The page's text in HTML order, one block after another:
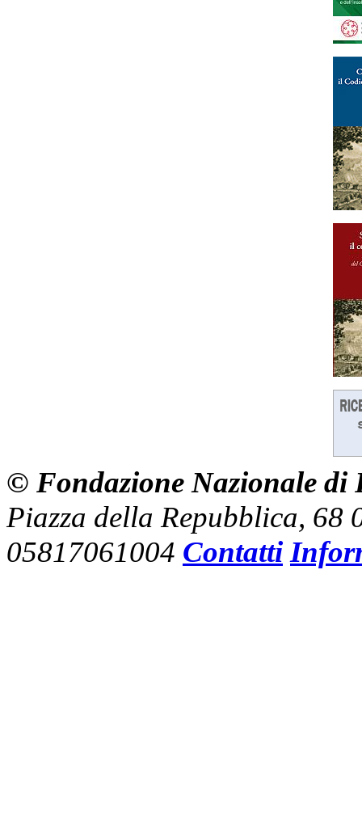
© Fondazione Nazionale di
Piazza della Repubblica, 68
05817061004 Contatti